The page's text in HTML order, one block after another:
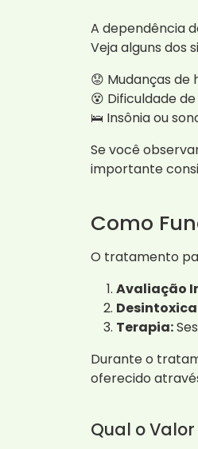
A dependência
Veja alguns dos
😟 Mudanças
😵 Dificuldade
🛌 Insônia ou
Se você
importante
Como
O tratamento
Avaliação
Terapia:
Durante o
oferecido
Qual o